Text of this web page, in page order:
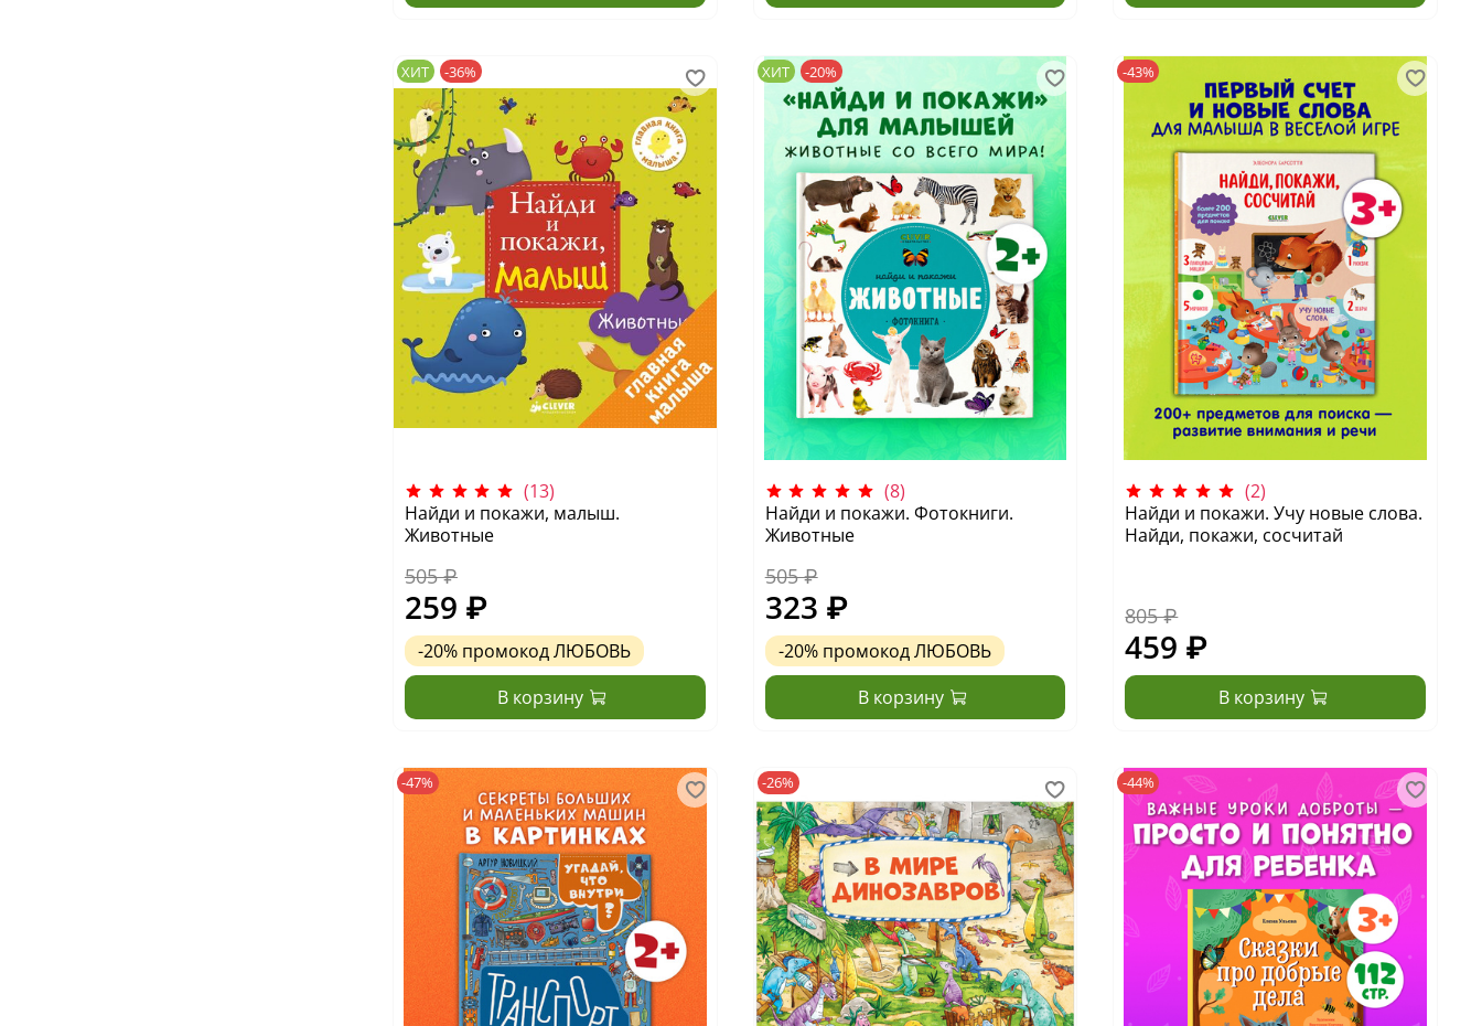
ХИТ -36%
(13)
Найди и покажи, малыш.
Животные
505 ₽
259 ₽
-20% промокодЛЮБОВЬ
В корзину
ХИТ -20%
(8)
Найди и покажи. Фотокниги.
Животные
505 ₽
323 ₽
-20% промокодЛЮБОВЬ
В корзину
-43%
(2)
Найди и покажи. Учу новые слова.
Найди, покажи, сосчитай
805 ₽
459 ₽
В корзину
-47% -26% -44%